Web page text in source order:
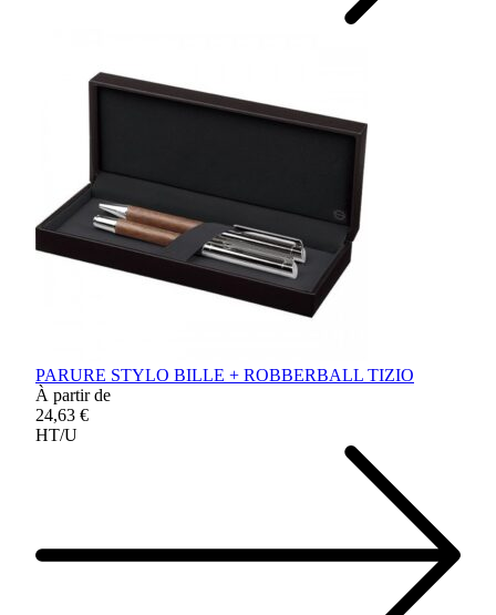
PARURE STYLO BILLE + ROBBERBALL TIZIO
À partir de
24,63 €
HT/U